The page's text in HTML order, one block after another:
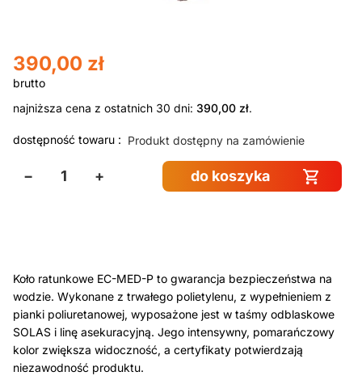
Koło ratunkowe EC-MED-P to gwarancja bezpieczeństwa na
wodzie. Wykonane z trwałego polietylenu, z wypełnieniem z
pianki poliuretanowej, wyposażone jest w taśmy odblaskowe
SOLAS i linę asekuracyjną. Jego intensywny, pomarańczowy
kolor zwiększa widoczność, a certyfikaty potwierdzają
niezawodność produktu.
390,00 zł
najniższa cena z ostatnich 30 dni: 390,00 zł.
dostępność towaru : Produkt dostępny na zamówienie
− + do koszyka